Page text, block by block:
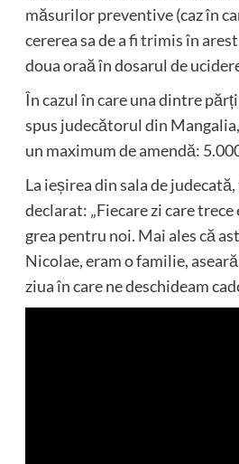
măsurilor preventive (caz în
cererea sa de a fi trimis în
doua oraă în dosarul de
În cazul în care una dintre
spus judecătorul din
un maximum de amendă:
La ieșirea din sala de
declarat: „Fiecare zi care trece
grea pentru noi. Mai ales că
Nicolae, eram o familie,
ziua în care ne deschideam